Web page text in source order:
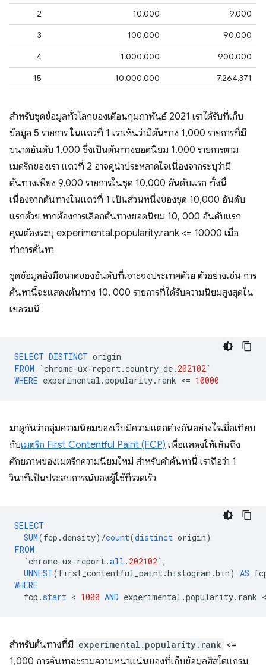
2
10,000
9,000
3
100,000
90,000
4
1,000,000
900,000
15
10,000,000 7,264,371
สําหรับชุดข้อมูลทั่วโลกของเดือนกุมภาพันธ์ 2021 เราได้รับที่เก็บ
ข้อมูล 5 รายการ ในแถวที่ 1 เราเห็นว่ามีต้นทาง 1,000 รายการที่มี
ขนาดอันดับ 1,000 ซึ่งเป็นต้นทางยอดนิยม 1,000 รายการตาม
เมตริกของเรา แถวที่ 2 อาจดูน่าประหลาดใจเนื่องจากระบุว่ามี
ต้นทางเพียง 9,000 รายการในชุด 10,000 อันดับแรก ทั้งนี้
เนื่องจากต้นทางในแถวที่ 1 เป็นส่วนหนึ่งของชุด 10,000 อันดับ
แรกด้วย หากต้องการเลือกต้นทางยอดนิยม 10, 000 อันดับแรก
คุณต้องระบุ experimental.popularity.rank <= 10000 เมื่อ
ทำการค้นหา
ชุดข้อมูลยังมีขนาดของอันดับที่เจาะจงประเทศด้วย ตัวอย่างเช่น การ
ค้นหานี้จะแสดงต้นทาง 10, 000 รายการที่ได้รับความนิยมสูงสุดใน
เยอรมนี
SELECT DISTINCT origin
FROM
`chrome-ux-report.country_de. 202102`
WHERE experimental .popularity. rank <= 10000
มาดูกันว่ากลุ่มความนิยมของเว็บมีความแตกต่างกันอย่างไรเมื่อเทียบ
กับเมตริก First Contentful Paint (FCP) เพื่อแสดงให้เห็นถึง
ศักยภาพของเมตริกความนิยมใหม่ สําหรับคําค้นหานี้ เราถือว่า 1
วินาทีเป็นประสบการณ์ของผู้ใช้ที่รวดเร็ว
SELECT
SUM(fcp .density) /count(distinct origin)
FROM
`chrome-ux-report.all . 202102` ,
UNNEST(first_contentful_paint.histogram .bin) AS
WHERE
fcp .start < 1000 AND experimental .popularity. rank <
สําหรับต้นทางที่มี experimental.popularity.rank <=
1,000 การค้นหาจะรวมความหนาแน่นของที่เก็บข้อมูลฮิสโตแกรม